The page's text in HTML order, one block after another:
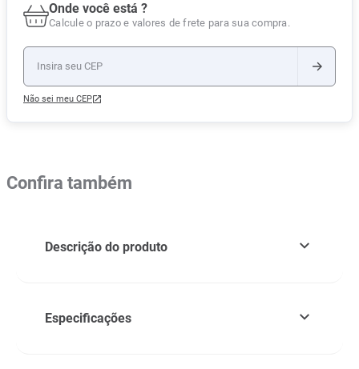
Onde você está ?
Calcule o prazo e valores de frete para sua compra.
Não sei meu CEP
Confira também
Descrição do produto
Especificações